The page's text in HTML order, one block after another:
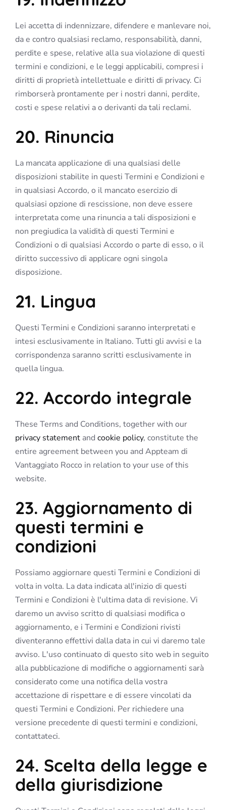
Lei accetta di indennizzare, difendere e manlevare noi,
da e contro qualsiasi reclamo, responsabilità, danni,
perdite e spese, relative alla sua violazione di questi
termini e condizioni, e le leggi applicabili, compresi i
diritti di proprietà intellettuale e diritti di privacy. Ci
rimborserà prontamente per i nostri danni, perdite,
costi e spese relativi a o derivanti da tali reclami.
20. Rinuncia
La mancata applicazione di una qualsiasi delle
disposizioni stabilite in questi Termini e Condizioni e
in qualsiasi Accordo, o il mancato esercizio di
qualsiasi opzione di rescissione, non deve essere
interpretata come una rinuncia a tali disposizioni e
non pregiudica la validità di questi Termini e
Condizioni o di qualsiasi Accordo o parte di esso, o il
diritto successivo di applicare ogni singola
disposizione.
21. Lingua
Questi Termini e Condizioni saranno interpretati e
intesi esclusivamente in Italiano. Tutti gli avvisi e la
corrispondenza saranno scritti esclusivamente in
quella lingua.
22. Accordo integrale
These Terms and Conditions, together with our
privacy statement and cookie policy, constitute the
entire agreement between you and Appteam di
Vantaggiato Rocco in relation to your use of this
website.
23. Aggiornamento di
questi termini e
condizioni
Possiamo aggiornare questi Termini e Condizioni di
volta in volta. La data indicata all'inizio di questi
Termini e Condizioni è l'ultima data di revisione. Vi
daremo un avviso scritto di qualsiasi modifica o
aggiornamento, e i Termini e Condizioni rivisti
diventeranno effettivi dalla data in cui vi daremo tale
avviso. L'uso continuato di questo sito web in seguito
alla pubblicazione di modifiche o aggiornamenti sarà
considerato come una notifica della vostra
accettazione di rispettare e di essere vincolati da
questi Termini e Condizioni. Per richiedere una
versione precedente di questi termini e condizioni,
contattateci.
24. Scelta della legge e
della giurisdizione